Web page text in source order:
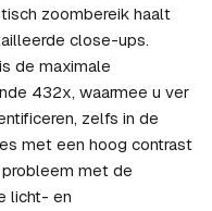
zoombereik haalt
close-ups.
de maximale
432x, waarmee u ver
zelfs in de
met een hoog contrast
met de
licht- en